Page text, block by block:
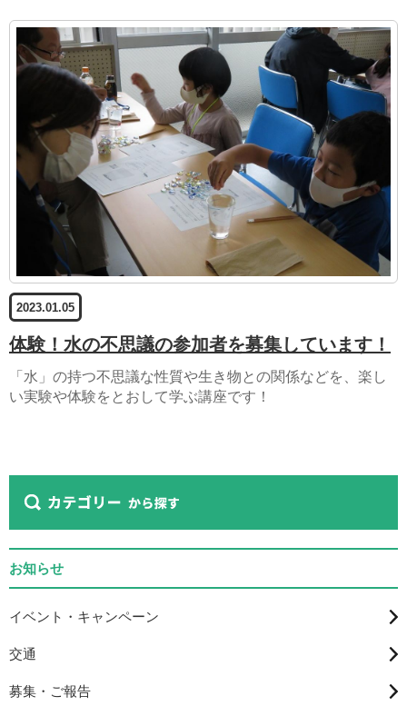
2023.01.05
体験！水の不思議の参加者を募集しています！
「水」の持つ不思議な性質や生き物との関係などを、楽し
い実験や体験をとおして学ぶ講座です！
お知らせ
イベント・キャンペーン
交通
募集・ご報告